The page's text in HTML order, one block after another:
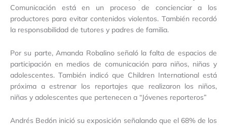
Comunicación está en un proceso de concienciar a los
productores para evitar contenidos violentos. También recordó
la responsabilidad de tutores y padres de familia.
Por su parte, Amanda Robalino señaló la falta de espacios de
participación en medios de comunicación para niños, niñas y
adolescentes. También indicó que Children International está
próxima a estrenar los reportajes que realizaron los niños,
niñas y adolescentes que pertenecen a “Jóvenes reporteros”
Andrés Bedón inició su exposición señalando que el 68% de los